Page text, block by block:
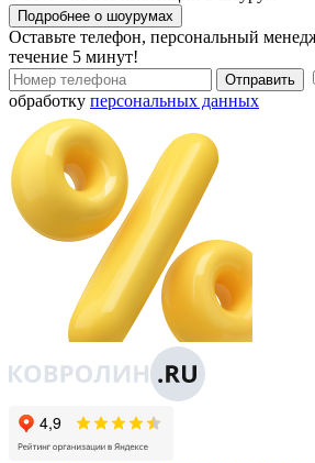
Подробнее о шоурумах
Оставьте телефон, персональный
течение 5 минут!
Отправить
обработку персональных данных